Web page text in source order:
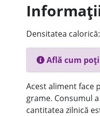
Densitatea calorică:
Află cum
Acest aliment face
grame. Consumul
cantitatea zilnică